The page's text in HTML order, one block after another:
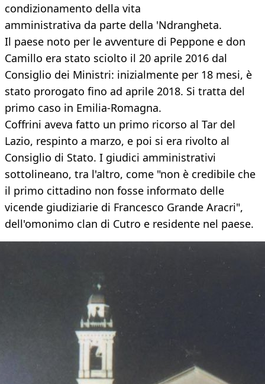
condizionamento della vita
amministrativa da parte della 'Ndrangheta.
Il paese noto per le avventure di Peppone e don
Camillo era stato sciolto il 20 aprile 2016 dal
Consiglio dei Ministri: inizialmente per 18 mesi, è
stato prorogato fino ad aprile 2018. Si tratta del
primo caso in Emilia-Romagna.
Coffrini aveva fatto un primo ricorso al Tar del
Lazio, respinto a marzo, e poi si era rivolto al
Consiglio di Stato. I giudici amministrativi
sottolineano, tra l'altro, come "non è credibile che
il primo cittadino non fosse informato delle
vicende giudiziarie di Francesco Grande Aracri",
dell'omonimo clan di Cutro e residente nel paese.